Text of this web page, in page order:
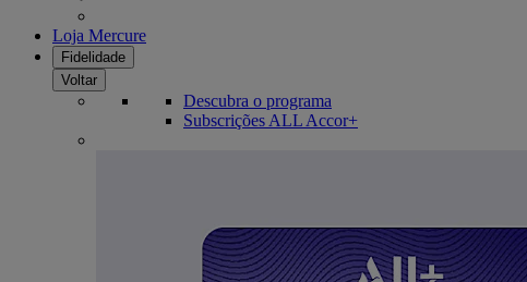
Loja Mercure
Fidelidade
Voltar
Descubra o programa
Subscrições ALL Accor+